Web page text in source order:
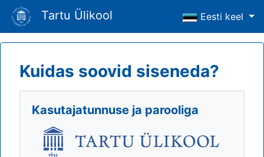
Tartu Ülikool Eesti keel
Kuidas soovid siseneda?
Kasutajatunnuse ja parooliga